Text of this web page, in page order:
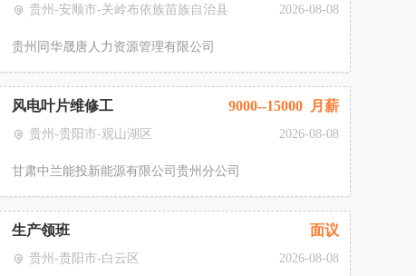
贵州-安顺市-关岭布依族苗族自治县 2026-08-08
贵州同华晟唐人力资源管理有限公司
风电叶片维修工 9000--15000 月薪
贵州-贵阳市-观山湖区 2026-08-08
甘肃中兰能投新能源有限公司贵州分公司
生产领班 面议
贵州-贵阳市-白云区 2026-08-08